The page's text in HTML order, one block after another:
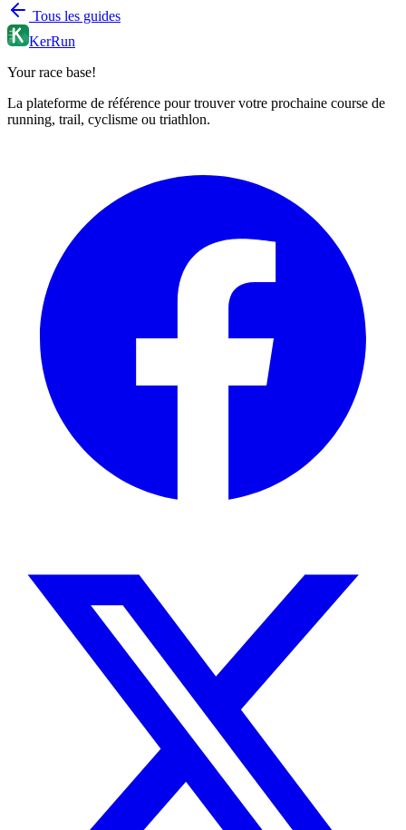
Tous les guides
KerRun
Your race base!
La plateforme de référence pour trouver votre prochaine course de
running, trail, cyclisme ou triathlon.